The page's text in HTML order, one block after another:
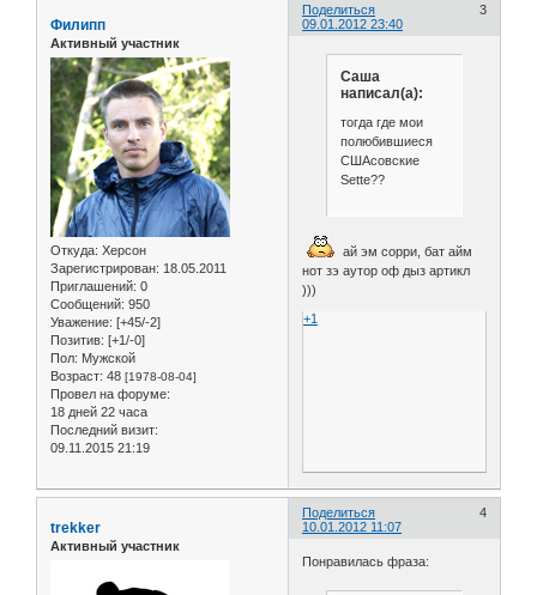
Поделиться
3
09.01.2012 23:40
Филипп
Активный участник
Откуда: Херсон
Зарегистрирован: 18.05.2011
Приглашений: 0
Сообщений: 950
Уважение: [+45/-2]
Позитив: [+1/-0]
Пол: Мужской
Возраст: 48 [1978-08-04]
Провел на форуме:
18 дней 22 часа
Последний визит:
09.11.2015 21:19
Саша
написал(а):
тогда где мои
полюбившиеся
СШАсовские
Sette??
ай эм сорри, бат айм
нот зэ аутор оф дыз артикл
)))
+1
Поделиться
4
10.01.2012 11:07
trekker
Активный участник
Понравилась фраза: